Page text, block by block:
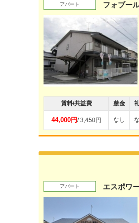
アパート フォブー
賃料/共益費 敷金
44,000円/ 3,450円 なし
アパート エスポワ